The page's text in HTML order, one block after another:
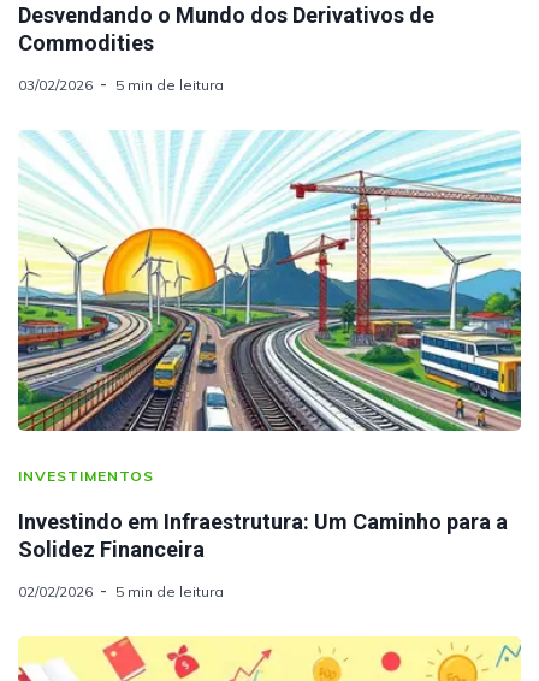
Desvendando o Mundo dos Derivativos de
Commodities
03/02/2026 5 min de leitura
INVESTIMENTOS
Investindo em Infraestrutura: Um Caminho para a
Solidez Financeira
02/02/2026 5 min de leitura